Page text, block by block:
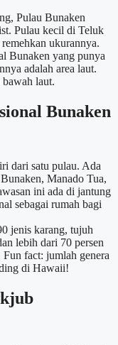
Pulau Bunaken
Pulau kecil di Teluk
ukurannya.
Bunaken yang punya
adalah area laut.
laut.
Bunaken
dari satu pulau. Ada
Manado Tua,
ini ada di jantung
sebagai rumah bagi
jenis karang, tujuh
lebih dari 70 persen
fact: jumlah genera
di Hawaii!